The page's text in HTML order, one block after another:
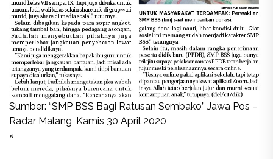
Sumber: “SMP BSS Bagi Ratusan Sembako” Jawa Pos –
Radar Malang, Kamis 30 April 2020
×